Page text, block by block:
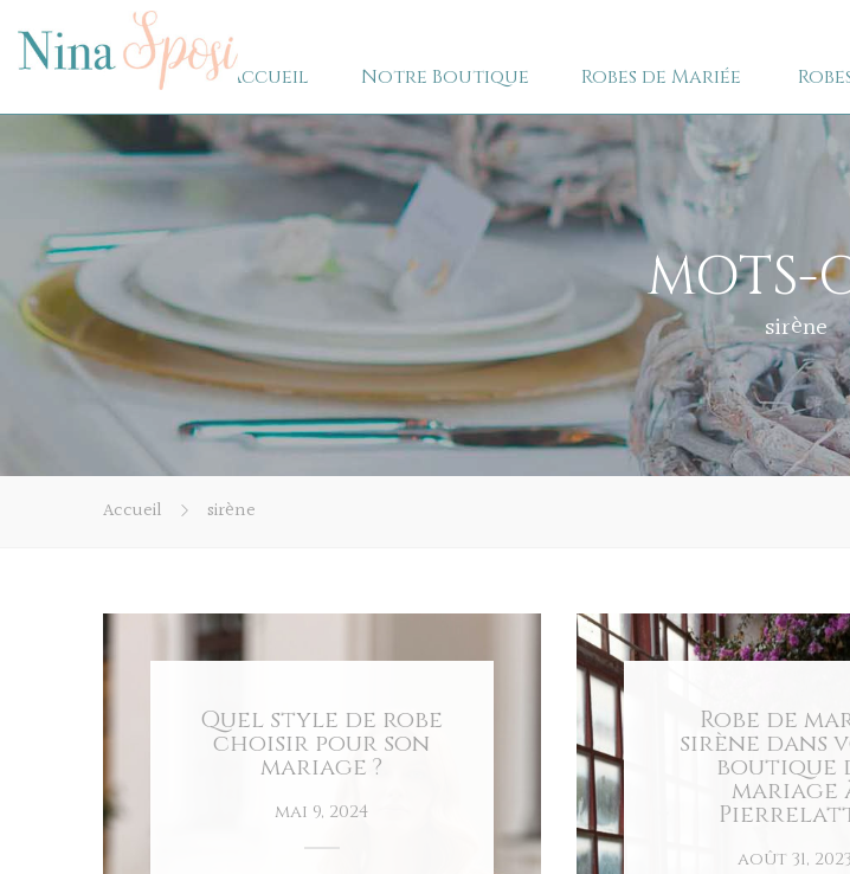
Accueil Notre Boutique Robes de Mariée
MOTS-
sirène
Accueil sirène
Quel style de robe
choisir pour son
mariage ?
mai 9, 2024
Robe de
sirène dans
boutique
mariage
août 31, 2023